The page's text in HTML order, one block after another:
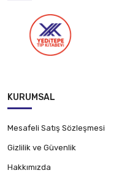
KURUMSAL
Mesafeli Satış Sözleşmesi
Gizlilik ve Güvenlik
Hakkımızda